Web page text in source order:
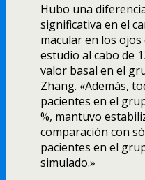
Hubo una
significativa en el
macular en los
estudio al cabo de
valor basal en el
Zhang. «Además,
pacientes en el
%, mantuvo
comparación con
pacientes en el
simulado.»